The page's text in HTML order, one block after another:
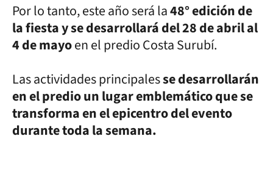
Por lo tanto, este año será la48° edición de
la fiesta y se desarrollará del 28 de abril al
4 de mayoen el predio Costa Surubí.
Las actividades principalesse desarrollarán
en el predio un lugar emblemático que se
transforma en el epicentro del evento
durante toda la semana.